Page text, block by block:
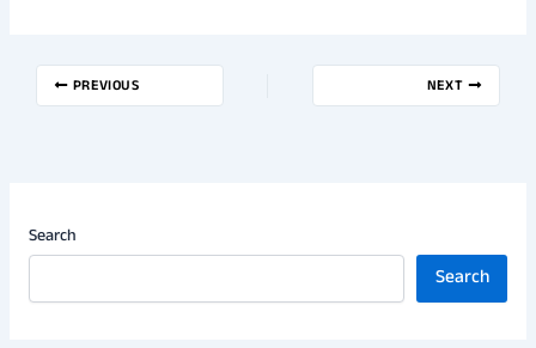
PREVIOUS NEXT
Search
Search